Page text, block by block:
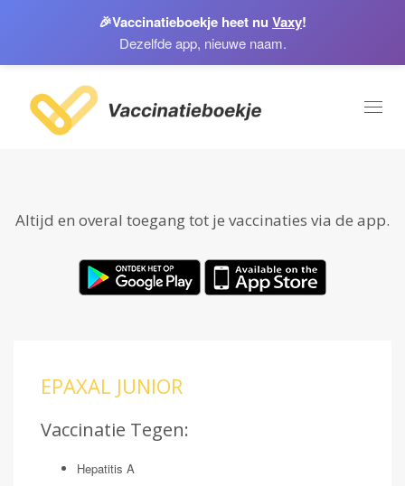
🎉Vaccinatieboekje heet nu Vaxy!
Dezelfde app, nieuwe naam.
Altijd en overal toegang tot je vaccinaties via de app.
EPAXAL JUNIOR
Vaccinatie Tegen:
Hepatitis A